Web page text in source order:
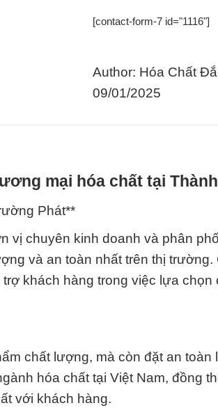
[contact-form-7 id="1116"]
Author: Hóa Chất
09/01/2025
mại hóa chất tại
Phát**
vị chuyên kinh doanh và phân
và an toàn nhất trên thị
khách hàng trong việc lựa
chất lượng, mà còn đặt an toàn
hóa chất tại Việt Nam, đồng
với khách hàng.